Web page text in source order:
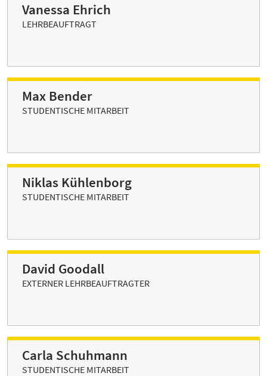
Vanessa Ehrich
LEHRBEAUFTRAGT
Max Bender
STUDENTISCHE MITARBEIT
Niklas Kühlenborg
STUDENTISCHE MITARBEIT
David Goodall
EXTERNER LEHRBEAUFTRAGTER
Carla Schuhmann
STUDENTISCHE MITARBEIT